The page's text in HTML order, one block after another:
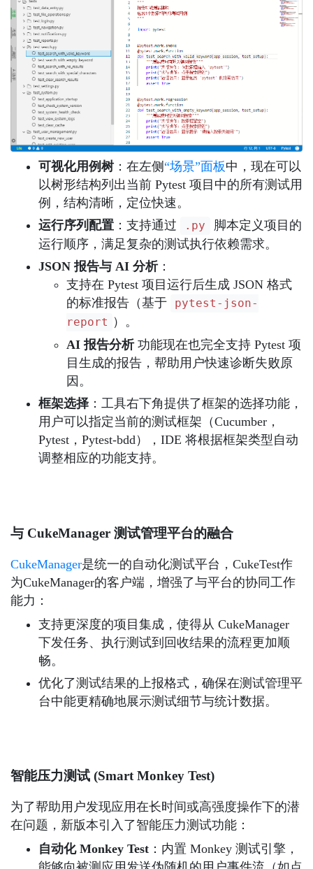
可视化用例树 ：在左侧“场景”面板中，现在可以
以树形结构列出当前 Pytest 项目中的所有测试用
例，结构清晰，定位快速。
运行序列配置 ：支持通过 .py
脚本定义项目的
运行顺序，满足复杂的测试执行依赖需求。
JSON 报告与 AI 分析：
支持在 Pytest 项目运行后生成 JSON 格式
的标准报告（基于
pytest-json-
report ）。
AI 报告分析功能现在也完全支持 Pytest 项
目生成的报告，帮助用户快速诊断失败原
因。
框架选择 ：工具右下角提供了框架的选择功能，
用户可以指定当前的测试框架（Cucumber，
Pytest，Pytest-bdd），IDE 将根据框架类型自动
调整相应的功能支持。
与 CukeManager 测试管理平台的融合
CukeManager是统一的自动化测试平台，CukeTest作
为CukeManager的客户端，增强了与平台的协同工作
能力：
支持更深度的项目集成，使得从 CukeManager
下发任务、执行测试到回收结果的流程更加顺
畅。
优化了测试结果的上报格式，确保在测试管理平
台中能更精确地展示测试细节与统计数据。
智能压力测试 (Smart Monkey Test)
为了帮助用户发现应用在长时间或高强度操作下的潜
在问题，新版本引入了智能压力测试功能：
自动化 Monkey Test ：内置 Monkey 测试引擎，